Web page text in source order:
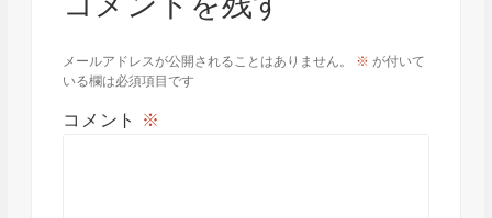
メールアドレスが公開されることはありません。 ※ が付いて
いる欄は必須項目です
コメント ※